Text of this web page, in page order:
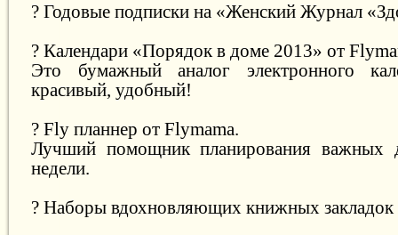
? Годовые подписки на «Женский Журнал
? Календари «Порядок в доме 2013» от
Это бумажный аналог электронного
красивый, удобный!
? Fly планнер от Flymama.
Лучший помощник планирования важных
недели.
? Наборы вдохновляющих книжных закладок